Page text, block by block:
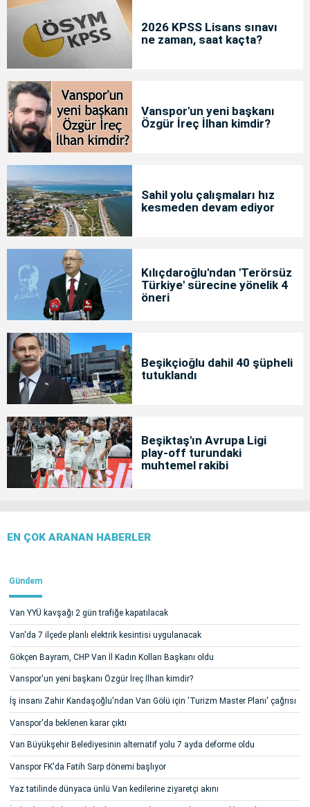
2026 KPSS Lisans sınavı
ne zaman, saat kaçta?
Vanspor'un yeni başkanı
Özgür İreç İlhan kimdir?
Sahil yolu çalışmaları hız
kesmeden devam ediyor
Kılıçdaroğlu'ndan 'Terörsüz
Türkiye' sürecine yönelik 4
öneri
Beşikçioğlu dahil 40 şüpheli
tutuklandı
Beşiktaş'ın Avrupa Ligi
play-off turundaki
muhtemel rakibi
EN ÇOK ARANAN HABERLER
Gündem
Van YYÜ kavşağı 2 gün trafiğe kapatılacak
Van'da 7 ilçede planlı elektrik kesintisi uygulanacak
Gökçen Bayram, CHP Van İl Kadın Kolları Başkanı oldu
Vanspor'un yeni başkanı Özgür İreç İlhan kimdir?
İş insanı Zahir Kandaşoğlu'ndan Van Gölü için 'Turizm Master Planı' çağrısı
Vanspor'da beklenen karar çıktı
Van Büyükşehir Belediyesinin alternatif yolu 7 ayda deforme oldu
Vanspor FK'da Fatih Sarp dönemi başlıyor
Yaz tatilinde dünyaca ünlü Van kedilerine ziyaretçi akını